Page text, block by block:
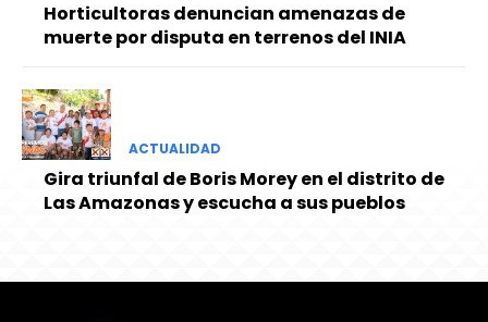
Horticultoras denuncian amenazas de
muerte por disputa en terrenos del INIA
ACTUALIDAD
Gira triunfal de Boris Morey en el distrito de
Las Amazonas y escucha a sus pueblos